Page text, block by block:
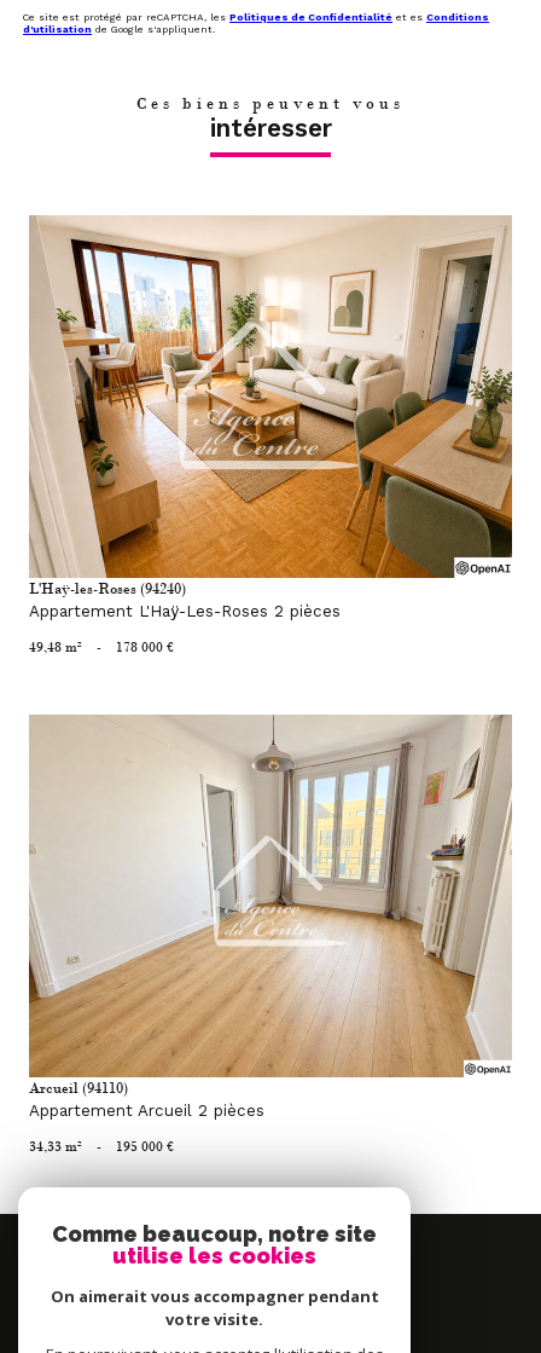
Ce site est protégé par reCAPTCHA, les Politiques de Confidentialité et es Conditions
d'utilisation de Google s'appliquent.
Ces biens peuvent vous
intéresser
voir le bien
L'Haÿ-les-Roses (94240)
Appartement L'Haÿ-Les-Roses 2 pièces
49,48 m² - 178 000 €
voir le bien
Arcueil (94110)
Appartement Arcueil 2 pièces
34,33 m² - 195 000 €
Se
espace propriétaire
Comme beaucoup, notre site
utilise les cookies
On aimerait vous accompagner pendant
votre visite.